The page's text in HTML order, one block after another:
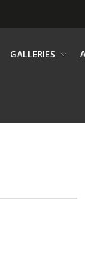
GALLERIES